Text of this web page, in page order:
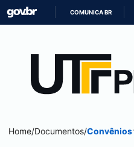
COMUNICA BR
Home/Documentos/Convênios